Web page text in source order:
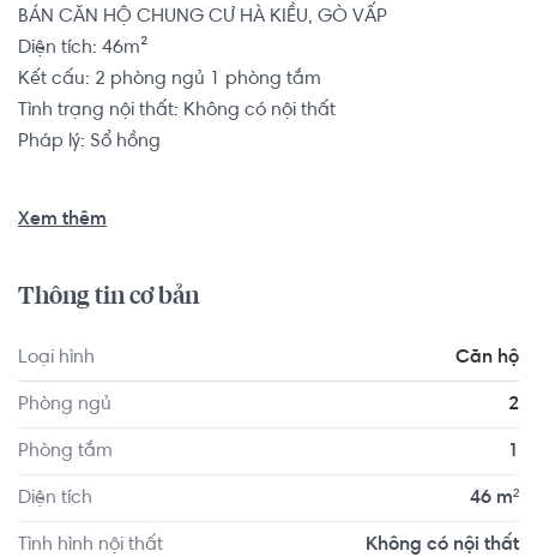
BÁN CĂN HỘ CHUNG CƯ HÀ KIỀU, GÒ VẤP
Diện tích: 46m²
Kết cấu: 2 phòng ngủ 1 phòng tắm
Tình trạng nội thất: Không có nội thất
Pháp lý: Sổ hồng
Yoga Center Quận 2 khoảng 9.9km, F5 Gym And Fitness
chuyển với đầy đủ các tiện ích về y tế, giáo dục và giải trí.
Xem thêm
Thông tin cơ bản
Loại hình Căn hộ
Phòng ngủ 2
Phòng tắm 1
Diện tích 46 m²
Tình hình nội thất Không có nội thất